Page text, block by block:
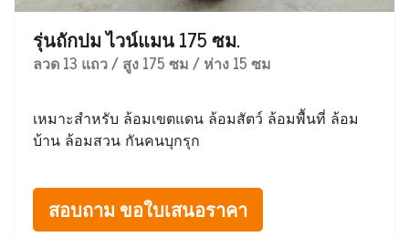
รุ่นถักปม ไวน์แมน 175 ซม.
ลวด 13 แถว / สูง 175 ซม / ห่าง 15 ซม
เหมาะสำหรับ ล้อมเขตแดน ล้อมสัตว์ ล้อมพื้นที่ ล้อม
บ้าน ล้อมสวน กันคนบุกรุก
สอบถาม ขอใบเสนอราคา